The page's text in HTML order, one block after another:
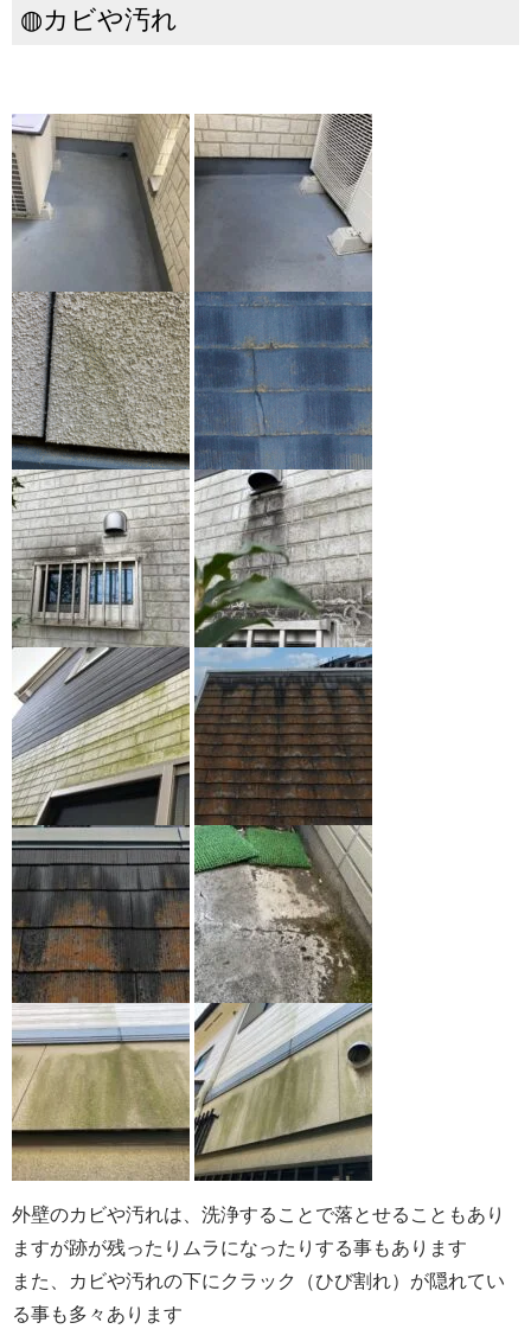
◍カビや汚れ
外壁のカビや汚れは、洗浄することで落とせることもあり
ますが跡が残ったりムラになったりする事もあります
また、カビや汚れの下にクラック（ひび割れ）が隠れてい
る事も多々あります